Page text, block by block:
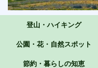
登山・ハイキング
公園・花・自然スポット
節約・暮らしの知恵